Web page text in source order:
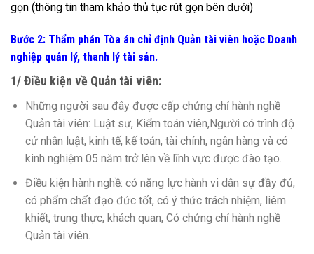
gọn (thông tin tham khảo thủ tục rút gọn bên dưới)
Bước 2: Thẩm phán Tòa án chỉ định Quản tài viên hoặc Doanh
nghiệp quản lý, thanh lý tài sản.
1/ Điều kiện về Quản tài viên:
Những người sau đây được cấp chứng chỉ hành nghề
Quản tài viên: Luật sư, Kiểm toán viên,Người có trình độ
cử nhân luật, kinh tế, kế toán, tài chính, ngân hàng và có
kinh nghiệm 05 năm trở lên về lĩnh vực được đào tạo.
Điều kiện hành nghề: có năng lực hành vi dân sự đầy đủ,
có phẩm chất đạo đức tốt, có ý thức trách nhiệm, liêm
khiết, trung thực, khách quan, Có chứng chỉ hành nghề
Quản tài viên.